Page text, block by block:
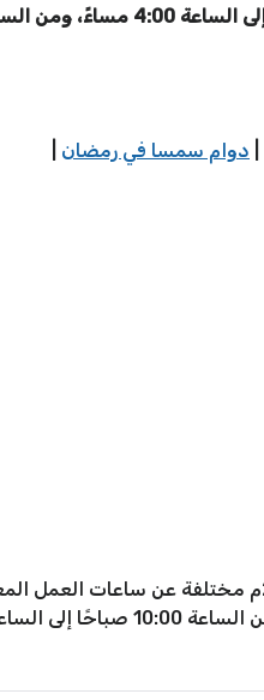
دوام سمسا في رمضان
تصبح أوقات دوام ايكيا في رمضان عام